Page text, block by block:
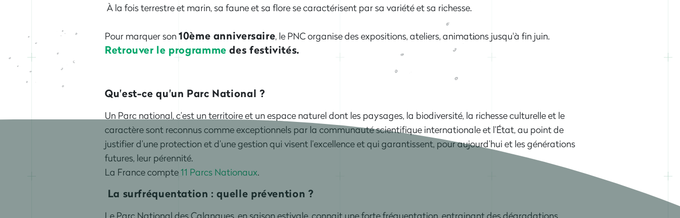
À la fois terrestre et marin, sa faune et sa flore se caractérisent par sa variété et sa richesse.
Pour marquer son10ème anniversaire, le PNC organise des expositions, ateliers, animations jusqu'à fin juin.
Retrouver le programme des festivités.
Qu'est-ce qu'un Parc National ?
Un Parc national, c’est un territoire et un espace naturel dont les paysages, la biodiversité, la richesse culturelle et le
caractère sont reconnus comme exceptionnels par la communauté scientifique internationale et l’État, au point de
justifier d’une protection et d’une gestion qui visent l’excellence et qui garantissent, pour aujourd’hui et les générations
futures, leur pérennité.
La France compte11 Parcs Nationaux.
La surfréquentation : quelle prévention ?
Le Parc National des Calanques, en saison estivale, connait une forte fréquentation, entrainant des dégradations